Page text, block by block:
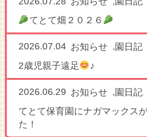
てとて畑２０２６
2026.07.04 お知らせ ,園日記
2歳児親子遠足
♪
2026.06.29 お知らせ ,園日記
てとて保育園にナガマックス
た！